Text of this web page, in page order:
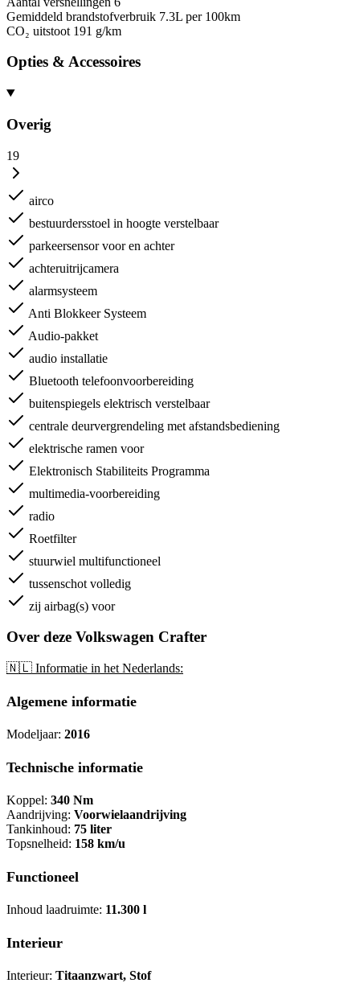
Gemiddeld brandstofverbruik 7.3L per 100km
CO₂ uitstoot 191 g/km
Opties & Accessoires
Overig
19
airco
bestuurdersstoel in hoogte verstelbaar
parkeersensor voor en achter
achteruitrijcamera
alarmsysteem
Anti Blokkeer Systeem
Audio-pakket
audio installatie
Bluetooth telefoonvoorbereiding
buitenspiegels elektrisch verstelbaar
centrale deurvergrendeling met afstandsbediening
elektrische ramen voor
Elektronisch Stabiliteits Programma
multimedia-voorbereiding
radio
Roetfilter
stuurwiel multifunctioneel
tussenschot volledig
zij airbag(s) voor
Over deze Volkswagen Crafter
🇳🇱 Informatie in het Nederlands:
Algemene informatie
Modeljaar: 2016
Technische informatie
Koppel: 340 Nm
Aandrijving: Voorwielaandrijving
Tankinhoud: 75 liter
Topsnelheid: 158 km/u
Functioneel
Inhoud laadruimte: 11.300 l
Interieur
Interieur: Titaanzwart, Stof